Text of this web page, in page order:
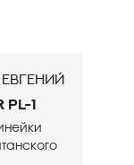
1